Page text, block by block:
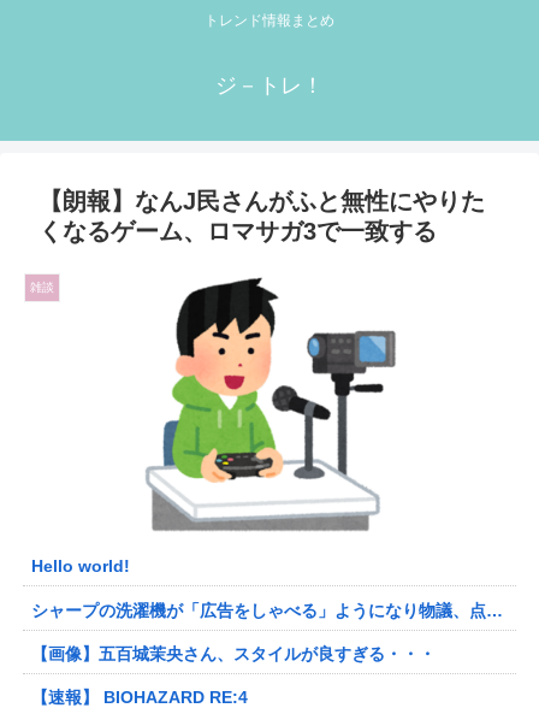
トレンド情報まとめ
ジ－トレ！
【朗報】なんJ民さんがふと無性にやりた
くなるゲーム、ロマサガ3で一致する
雑談
Hello world!
シャープの洗濯機が「広告をしゃべる」ようになり物議、点滅するボタンを押すと洗剤のキャンペーン音声 「SFの世界だ」 [朝一から閉店までφ★]
【画像】五百城茉央さん、スタイルが良すぎる・・・
【速報】 BIOHAZARD RE:4